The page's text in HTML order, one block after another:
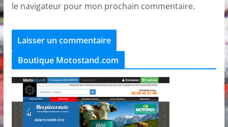
le navigateur pour mon prochain commentaire.
Boutique Motostand.com